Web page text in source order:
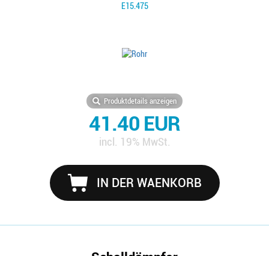
E15.475
Produktdetails anzeigen
41.40 EUR
incl. 19% MwSt.
IN DER WAENKORB